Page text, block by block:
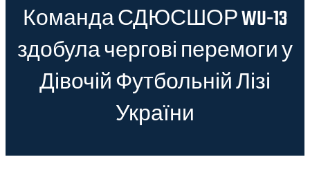
Команда СДЮСШОР WU-13
здобула чергові перемоги у
Дівочій Футбольній Лізі
України